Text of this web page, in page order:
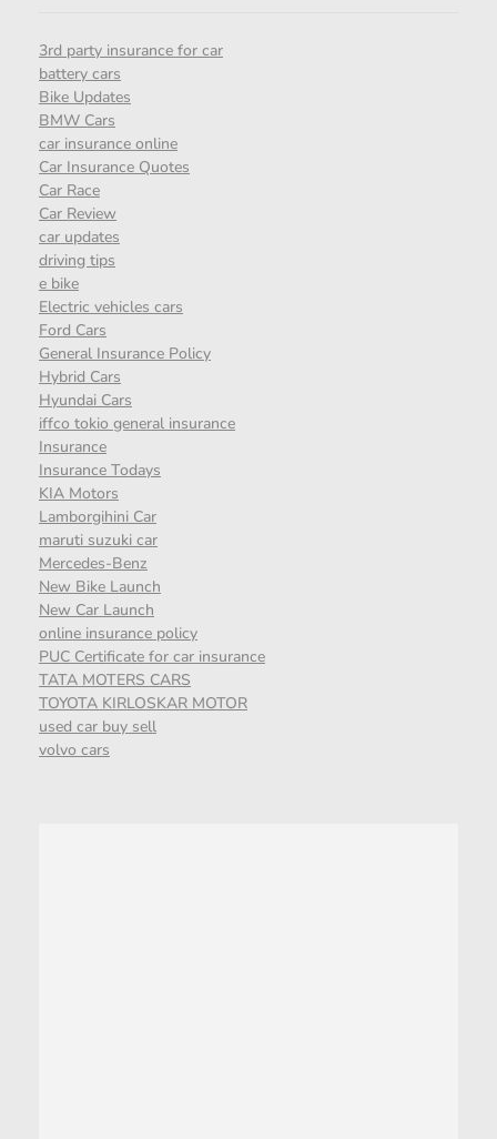
3rd party insurance for car
battery cars
Bike Updates
BMW Cars
car insurance online
Car Insurance Quotes
Car Race
Car Review
car updates
driving tips
e bike
Electric vehicles cars
Ford Cars
General Insurance Policy
Hybrid Cars
Hyundai Cars
iffco tokio general insurance
Insurance
Insurance Todays
KIA Motors
Lamborgihini Car
maruti suzuki car
Mercedes-Benz
New Bike Launch
New Car Launch
online insurance policy
PUC Certificate for car insurance
TATA MOTERS CARS
TOYOTA KIRLOSKAR MOTOR
used car buy sell
volvo cars